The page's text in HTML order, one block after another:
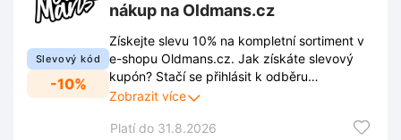
Slevový kód
-10%
nákup na Oldmans.cz
Získejte slevu 10% na kompletní sortiment v
e-shopu Oldmans.cz. Jak získáte slevový
kupón? Stačí se přihlásit k odběru
newsletteru přímo ve vyskakovacím okně na
neuniknou žádné novinky, akce ani
Zobrazit více
Platí do 31.8.2026